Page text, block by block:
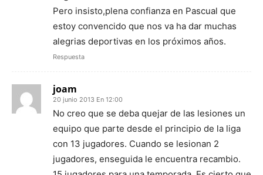
Pero insisto,plena confianza en Pascual que
estoy convencido que nos va ha dar muchas
alegrias deportivas en los próximos años.
Respuesta
joam
20 junio 2013 En 12:00
No creo que se deba quejar de las lesiones un
equipo que parte desde el principio de la liga
con 13 jugadores. Cuando se lesionan 2
jugadores, enseguida le encuentra recambio.